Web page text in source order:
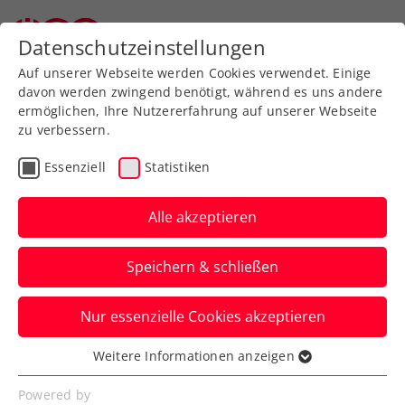
Zurück zur Newsübersicht
WTA
Vadlau eröffnet FE&MALE
Sports Conference
„Advantage Ladies“
Die Segel-Olympiasiegerin ist eine der
Top-Speakerinnen beim Frauensportevent
am 29. Jänner in Linz.
Verfasst von: Presseaussendung / Redaktion, 22.01.2025
Datenschutzeinstellungen
Auf unserer Webseite werden Cookies verwendet. Einige
davon werden zwingend benötigt, während es uns andere
ermöglichen, Ihre Nutzererfahrung auf unserer Webseite
zu verbessern.
Essenziell Statistiken
Alle akzeptieren
Speichern & schließen
Nur essenzielle Cookies akzeptieren
Essenziell
Essenzielle Cookies werden für grundlegende
Weitere Informationen anzeigen
Powered by